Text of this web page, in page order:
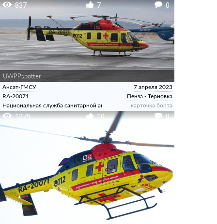
837 7 0
UWPPspotter
Ансат-ГМСУ
RA-20071
Национальная служба санитарной авиации
7 апреля 2023
Пенза - Терновка
карточка борта
1279 10 0